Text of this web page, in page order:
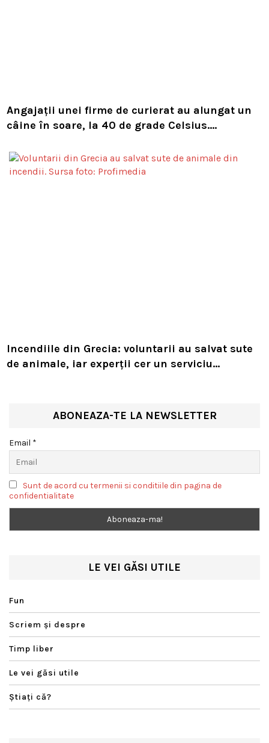
Angajații unei firme de curierat au alungat un
câine în soare, la 40 de grade Celsius.
Incendiile din Grecia: voluntarii au salvat sute
de animale, iar experții cer un serviciu
ABONEAZA-TE LA NEWSLETTER
Email *
Sunt de acord cu termenii si conditiile din pagina de
confidentialitate
LE VEI GĂSI UTILE
Fun
Scriem şi despre
Timp liber
Le vei găsi utile
Ştiaţi că?